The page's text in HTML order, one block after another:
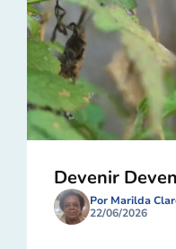
Devenir
Por Marilda
22/06/2026